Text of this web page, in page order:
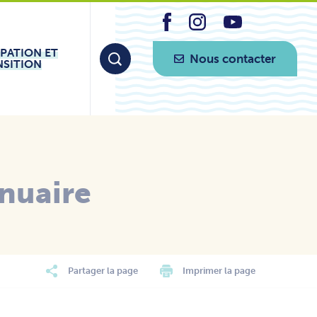
ET
Nous contacter
Partager la page Imprimer la page